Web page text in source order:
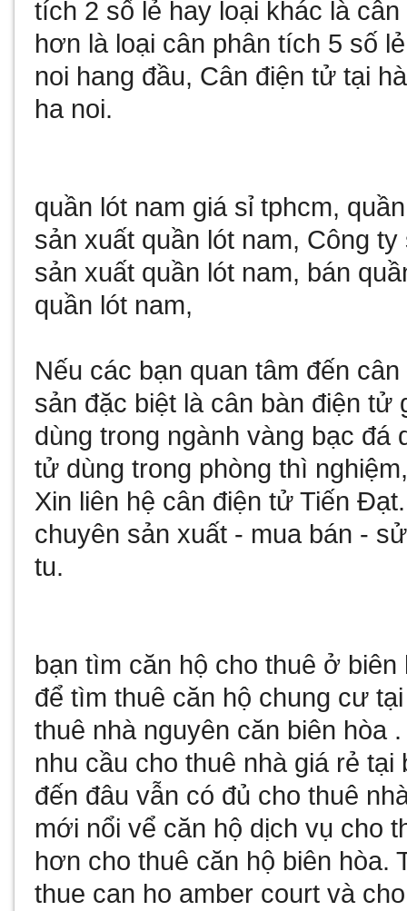
tích 2 số lẻ hay loại khác là cân
hơn là loại cân phân tích 5 số lẻ
noi hang đầu, Cân điện tử tại
ha noi.
quần lót nam giá sỉ tphcm,
sản xuất quần lót nam, Công ty
sản xuất quần lót nam, bán
quần lót nam,
Nếu các bạn quan tâm đến cân
sản đặc biệt là cân bàn điện tử
dùng trong ngành vàng bạc
tử dùng trong phòng thì
Xin liên hệ cân điện tử Tiến
chuyên sản xuất - mua bán -
tu.
bạn tìm căn hộ cho thuê ở biên
để tìmthuê căn hộ chung cư
thuê nhà nguyên căn biên hòa
nhu cầu cho thuê nhà giá rẻ tại
đến đâu vẫn có đủ cho thuê
mới nổi vể căn hộ dịch vụ cho
hơn cho thuê căn hộ biên hòa.
thue can ho amber court và